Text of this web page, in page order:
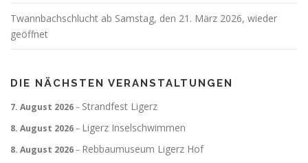
Twannbachschlucht ab Samstag, den 21. März 2026, wieder
geöffnet
DIE NÄCHSTEN VERANSTALTUNGEN
7. August 2026– Strandfest Ligerz
8. August 2026– Ligerz Inselschwimmen
8. August 2026– Rebbaumuseum Ligerz Hof